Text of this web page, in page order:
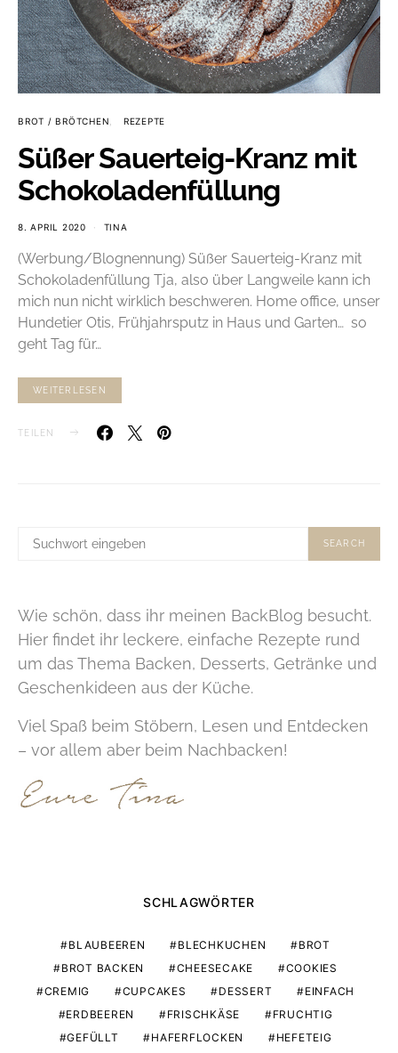
BROT / BRÖTCHEN REZEPTE
Süßer Sauerteig-Kranz mit
Schokoladenfüllung
8. APRIL 2020 TINA
(Werbung/Blognennung) Süßer Sauerteig-Kranz mit
Schokoladenfüllung Tja, also über Langweile kann ich
mich nun nicht wirklich beschweren. Home office, unser
Hundetier Otis, Frühjahrsputz in Haus und Garten… so
geht Tag für…
WEITERLESEN
TEILEN
SUCHE
SEARCH
Wie schön, dass ihr meinen BackBlog besucht.
Hier findet ihr leckere, einfache Rezepte rund
um das Thema Backen, Desserts, Getränke und
Geschenkideen aus der Küche.
Viel Spaß beim Stöbern, Lesen und Entdecken
– vor allem aber beim Nachbacken!
SCHLAGWÖRTER
BLAUBEEREN BLECHKUCHEN
BROT
BROT BACKEN
CHEESECAKE
COOKIES
CREMIG
CUPCAKES DESSERT
EINFACH
ERDBEEREN
FRISCHKÄSE
FRUCHTIG
GEFÜLLT
HAFERFLOCKEN
HEFETEIG